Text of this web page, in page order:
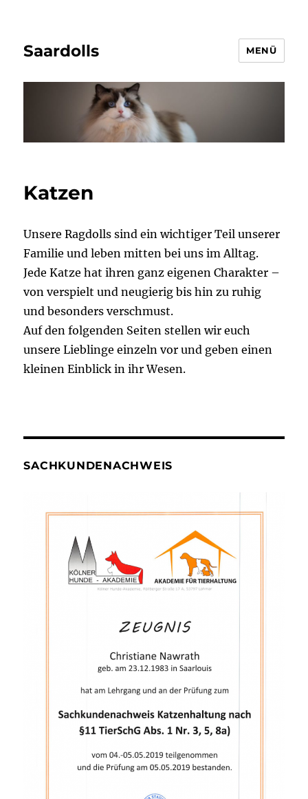
Saardolls MENÜ
Katzen
Unsere Ragdolls sind ein wichtiger Teil unserer
Familie und leben mitten bei uns im Alltag.
Jede Katze hat ihren ganz eigenen Charakter –
von verspielt und neugierig bis hin zu ruhig
und besonders verschmust.
Auf den folgenden Seiten stellen wir euch
unsere Lieblinge einzeln vor und geben einen
kleinen Einblick in ihr Wesen.
SACHKUNDENACHWEIS